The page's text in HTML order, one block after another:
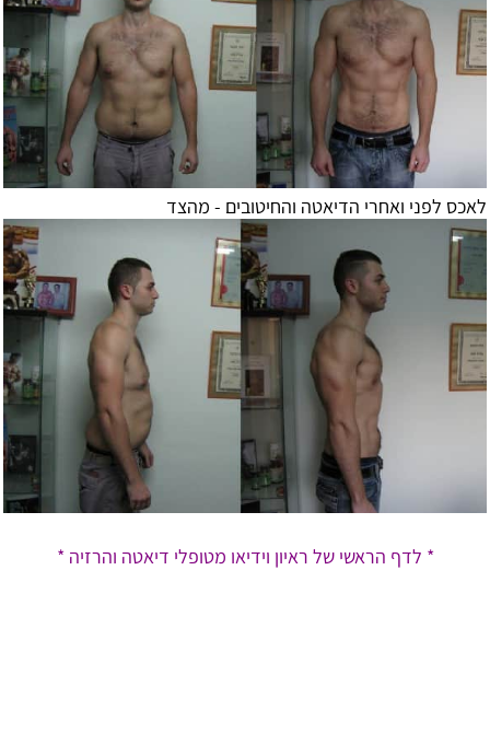
לאכס לפני ואחרי הדיאטה והחיטובים - מהצד
* לדף הראשי של ראיון וידיאו מטופלי דיאטה והרזיה *